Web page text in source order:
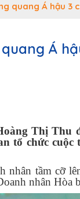
quang Á hậu
Á
Thị Thu
tổ chức
nhân tầm cỡ
nhân Hòa